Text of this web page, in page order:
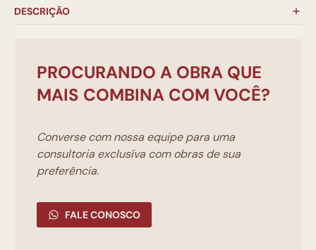
DESCRIÇÃO
PROCURANDO A OBRA QUE
MAIS COMBINA COM VOCÊ?
Converse com nossa equipe para uma
consultoria exclusíva com obras de sua
preferência.
FALE CONOSCO